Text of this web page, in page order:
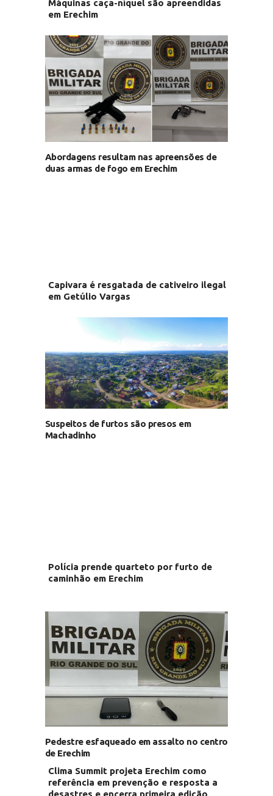
Máquinas caça-níquel são apreendidas
em Erechim
Abordagens resultam nas apreensões de
duas armas de fogo em Erechim
Capivara é resgatada de cativeiro ilegal
em Getúlio Vargas
Suspeitos de furtos são presos em
Machadinho
Polícia prende quarteto por furto de
caminhão em Erechim
Pedestre esfaqueado em assalto no centro
de Erechim
Clima Summit projeta Erechim como
referência em prevenção e resposta a
desastres e encerra primeira edição